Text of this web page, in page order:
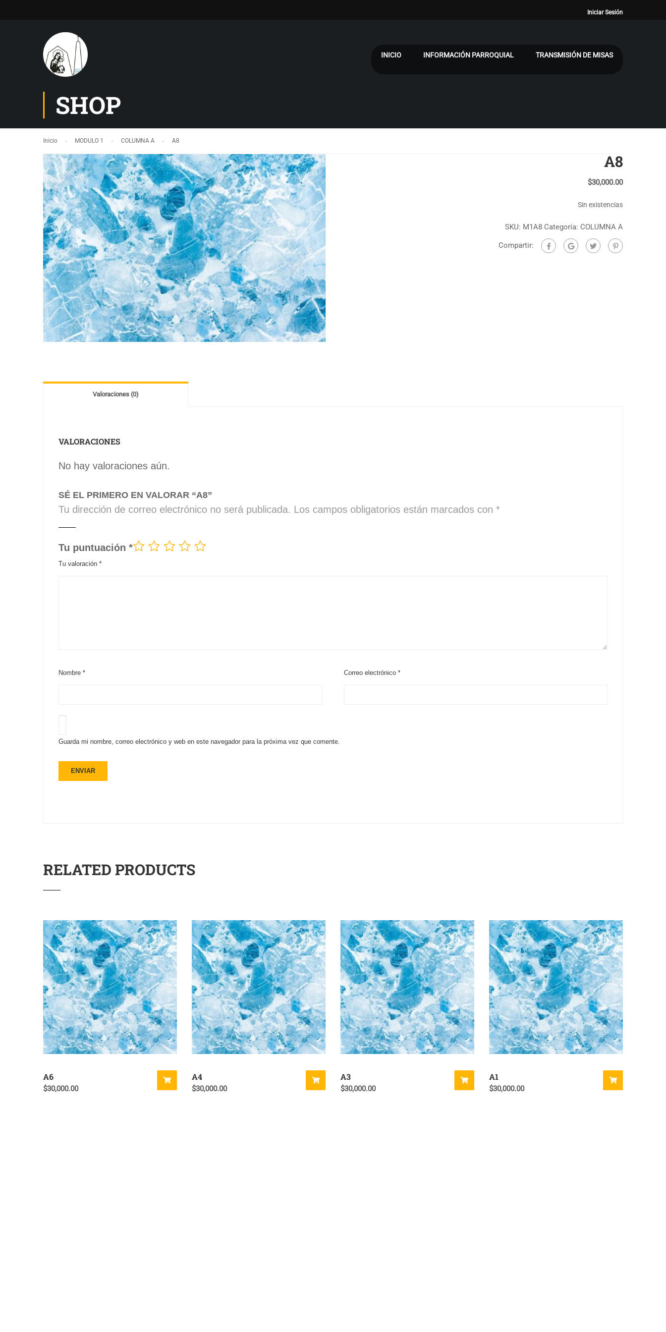
Iniciar Sesión
INICIO INFORMACIÓN PARROQUIAL TRANSMISIÓN DE MISAS
SHOP
Inicio MODULO 1 COLUMNA A A8
A8
$30,000.00
Sin existencias
SKU: M1A8 Categoría: COLUMNA A
Compartir:
Valoraciones (0)
VALORACIONES
No hay valoraciones aún.
SÉ EL PRIMERO EN VALORAR “A8”
Tu dirección de correo electrónico no será publicada. Los campos obligatorios están marcados con *
Tu puntuación *
Tu valoración *
Nombre * Correo electrónico*
Guarda mi nombre, correo electrónico y web en este navegador para la próxima vez que comente.
RELATED PRODUCTS
A6
$30,000.00
A4
$30,000.00
A3
$30,000.00
A1
$30,000.00